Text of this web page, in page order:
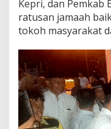
Kepri, dan Pemkab
ratusan jamaah
tokoh masyarakat